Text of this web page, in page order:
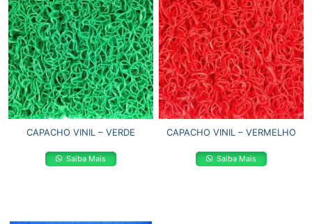
CAPACHO VINIL – VERDE
Saiba Mais
CAPACHO VINIL – VERMELHO
Saiba Mais